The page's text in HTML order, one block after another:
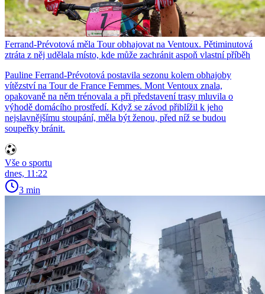
Ferrand-Prévotová měla Tour obhajovat na Ventoux. Pětiminutová
ztráta z něj udělala místo, kde může zachránit aspoň vlastní příběh
Pauline Ferrand-Prévotová postavila sezonu kolem obhajoby
vítězství na Tour de France Femmes. Mont Ventoux znala,
opakovaně na něm trénovala a při představení trasy mluvila o
výhodě domácího prostředí. Když se závod přiblížil k jeho
nejslavnějšímu stoupání, měla být ženou, před níž se budou
soupeřky bránit.
Vše o sportu
dnes, 11:22
3 min